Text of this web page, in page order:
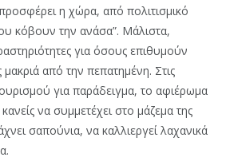
η χώρα, από πολιτισμικό
κόβουν την ανάσα”. Μάλιστα,
για όσους επιθυμούν
μακριά από την πεπατημένη. Στις
για παράδειγμα, το αφιέρωμα
να συμμετέχει στο μάζεμα της
σαπούνια, να καλλιεργεί λαχανικά